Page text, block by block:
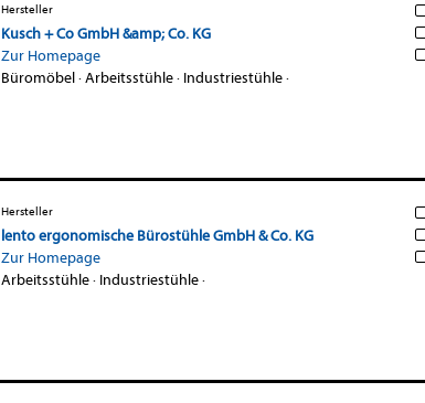
Hersteller
Kusch + Co GmbH &amp; Co. KG
Zur Homepage
Büromöbel·Arbeitsstühle· Industriestühle·
Hersteller
lento ergonomische Bürostühle GmbH & Co. KG
Zur Homepage
Arbeitsstühle· Industriestühle·